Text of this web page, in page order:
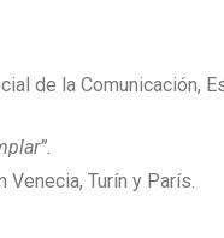
de la Comunicación,
Turín y París.